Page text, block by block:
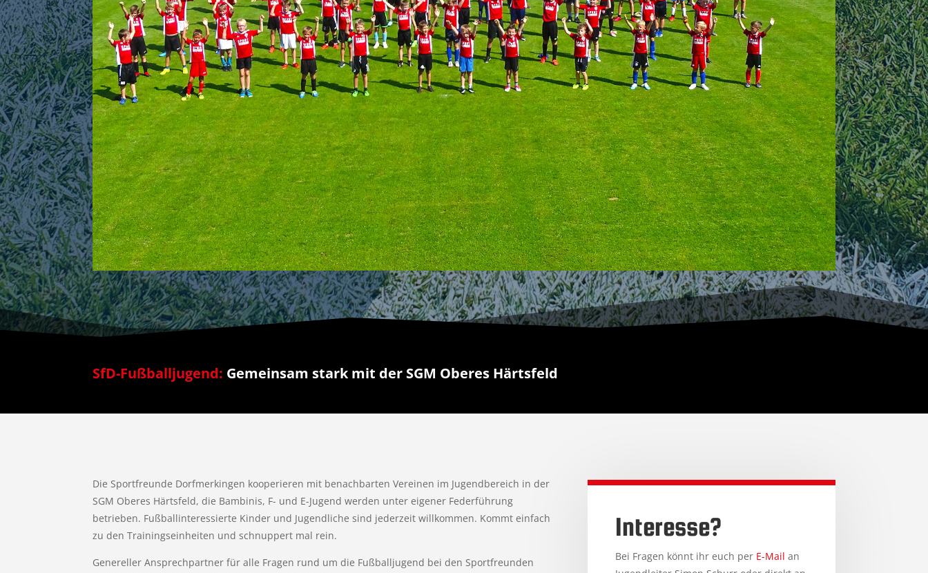
SfD-Fußballjugend: Gemeinsam stark mit der SGM Oberes Härtsfeld
Die Sportfreunde Dorfmerkingen kooperieren mit benachbarten Vereinen im Jugendbereich in der
SGM Oberes Härtsfeld, die Bambinis, F- und E-Jugend werden unter eigener Federführung
betrieben. Fußballinteressierte Kinder und Jugendliche sind jederzeit willkommen. Kommt einfach
zu den Trainingseinheiten und schnuppert mal rein.
Genereller Ansprechpartner für alle Fragen rund um die Fußballjugend bei den Sportfreunden
Interesse?
Bei Fragen könnt ihr euch per E-Mail an